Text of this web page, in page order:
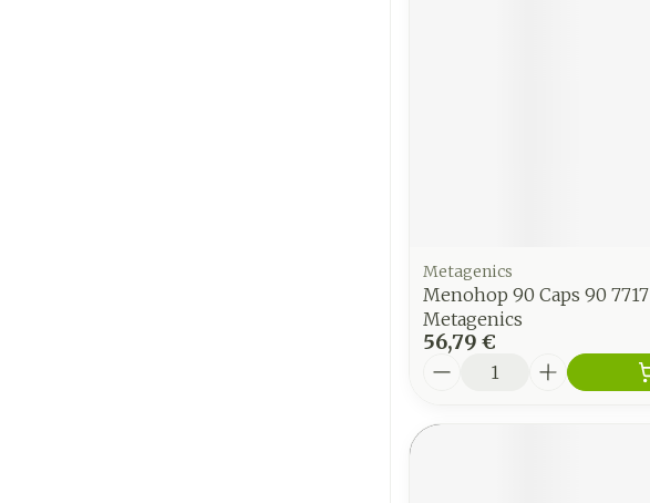
Metagenics
Menohop 90 Caps 90 7717
Metagenics
56,79 €
Quantité